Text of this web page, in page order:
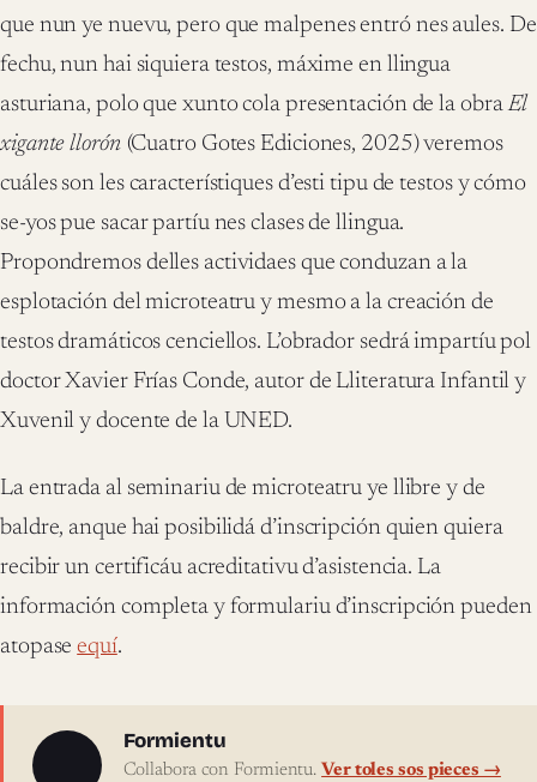
que nun ye nuevu, pero que malpenes entró nes aules. De
fechu, nun hai siquiera testos, máxime en llingua
asturiana, polo que xunto cola presentación de la obraEl
xigante llorón (Cuatro Gotes Ediciones, 2025) veremos
cuáles son les característiques d’esti tipu de testos y cómo
se-yos pue sacar partíu nes clases de llingua.
Propondremos delles actividaes que conduzan a la
esplotación del microteatru y mesmo a la creación de
testos dramáticos cenciellos. L’obrador sedrá impartíu pol
doctor Xavier Frías Conde, autor de Lliteratura Infantil y
Xuvenil y docente de la UNED.
La entrada al seminariu de microteatru ye llibre y de
baldre, anque hai posibilidá d’inscripción quien quiera
recibir un certificáu acreditativu d’asistencia. La
información completa y formulariu d’inscripción pueden
atopaseequí.
Sobre l'autor
Formientu
Collabora con Formientu. Ver toles sos pieces →